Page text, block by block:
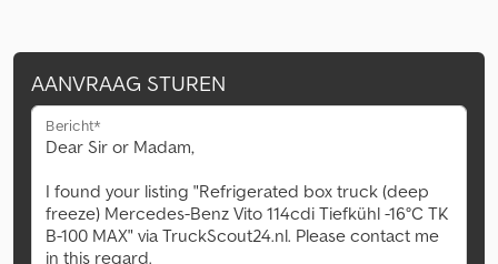
AANVRAAG STUREN
Bericht*